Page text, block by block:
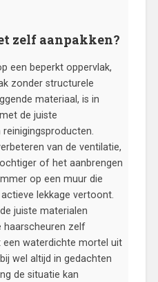
zelf aanpakken?
een beperkt oppervlak,
zonder structurele
materiaal, is in
de juiste
van de ventilatie,
of het aanbrengen
op een muur die
lekkage vertoont.
juiste materialen
haarscheuren zelf
waterdichte mortel uit
wel altijd in gedachten
de situatie kan